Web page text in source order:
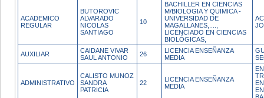
ACADEMICO
REGULAR
BUTOROVIC
ALVARADO
NICOLAS
SANTIAGO
10
BACHILLER EN CIENCIAS
M/BIOLOGIA Y QUIMICA -
UNIVERSIDAD DE
MAGALLANES,....,
LICENCIADO EN CIENCIAS
BIOLÓGICAS,
AUXILIAR
CAIDANE VIVAR
SAUL ANTONIO
26
LICENCIA ENSEÑANZA
MEDIA
ADMINISTRATIVO
CALISTO MUNOZ
SANDRA
PATRICIA
22
LICENCIA ENSEÑANZA
MEDIA